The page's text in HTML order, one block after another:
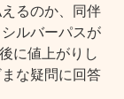
るのか、同伴
ルバーパスが
に値上がりし
な疑問に回答